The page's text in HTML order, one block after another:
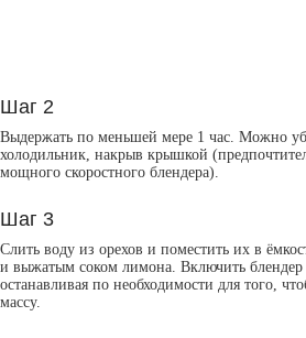
Шаг 2
Выдержать по меньшей мере 1 час. Можно
холодильник, накрыв крышкой
мощного скоростного блендера).
Шаг 3
Слить воду из орехов и поместить их в
и выжатым соком лимона. Включить блендер
останавливая по необходимости для того,
массу.